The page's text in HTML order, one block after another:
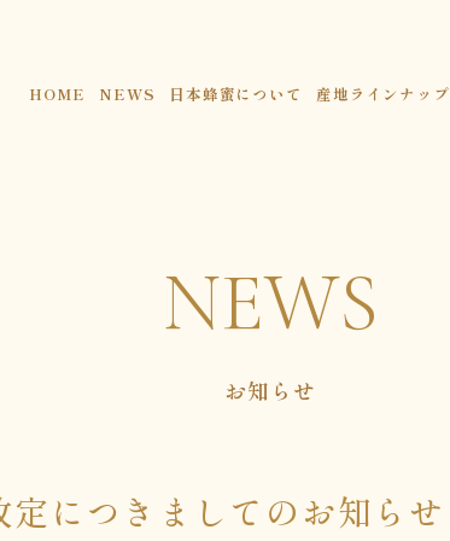
HOME NEWS 日本蜂蜜について 産地ラインナップ
NEWS
お知らせ
定につきましてのお知らせ